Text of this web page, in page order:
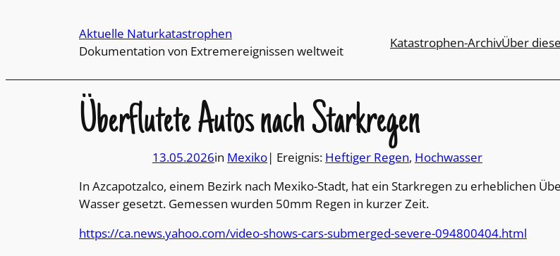
Aktuelle Naturkatastrophen
Dokumentation von Extremereignissen weltweit
Katastrophen-ArchivÜber
Überflutete Autos nach Starkregen
13.05.2026in Mexiko| Ereignis: Heftiger Regen, Hochwasser
In Azcapotzalco, einem Bezirk nach Mexiko-Stadt, hat ein Starkregen zu erheblichen
Wasser gesetzt. Gemessen wurden 50mm Regen in kurzer Zeit.
https://ca.news.yahoo.com/video-shows-cars-submerged-severe-094800404.html